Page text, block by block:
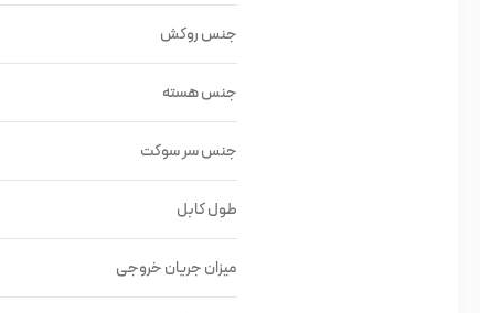
جنس روکش
جنس هسته
جنس سر سوکت
طول کابل
میزان جریان خروجی